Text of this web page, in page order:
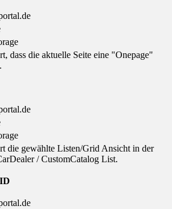
dass die aktuelle Seite eine "Onepage"
die gewählte Listen/Grid Ansicht in der
/ CustomCatalog List.